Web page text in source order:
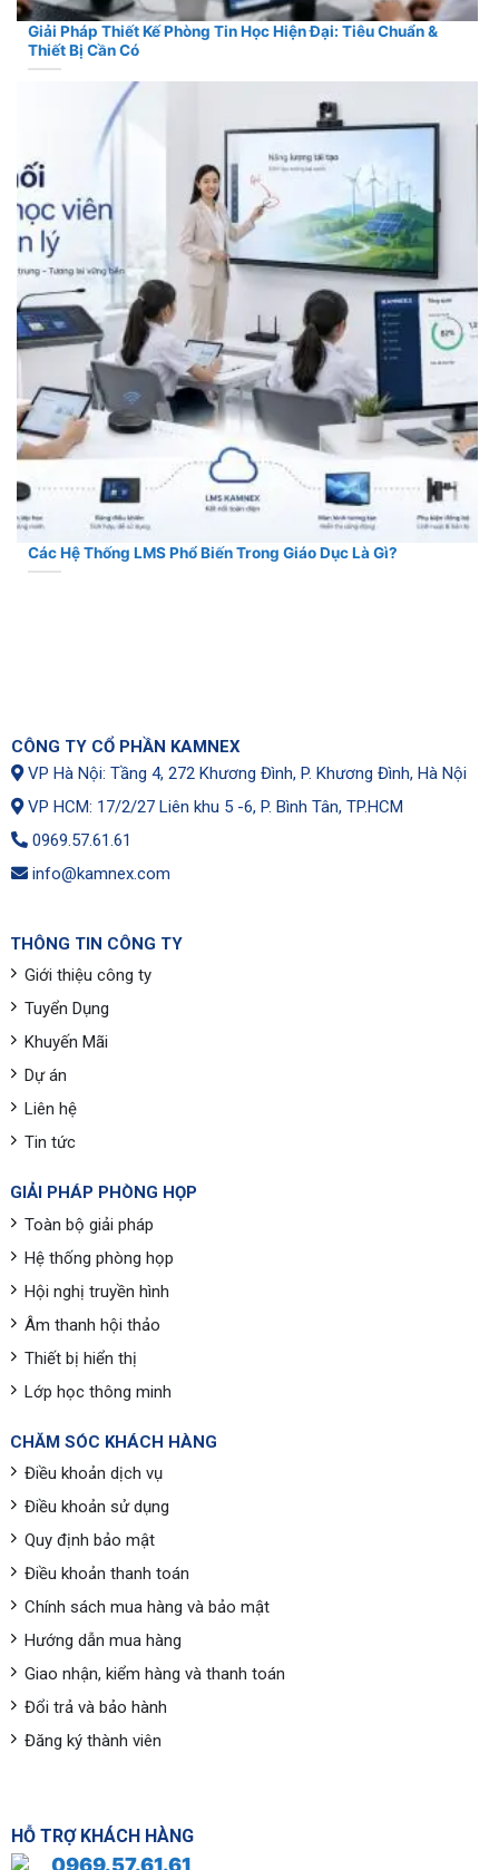
Giải Pháp Thiết Kế Phòng Tin Học Hiện Đại: Tiêu Chuẩn &
Thiết Bị Cần Có
Các Hệ Thống LMS Phổ Biến Trong Giáo Dục Là Gì?
CÔNG TY CỔ PHẦN KAMNEX
VP Hà Nội: Tầng 4, 272 Khương Đình, P. Khương Đình, Hà Nội
VP HCM: 17/2/27 Liên khu 5 -6, P. Bình Tân, TP.HCM
0969.57.61.61
info@kamnex.com
THÔNG TIN CÔNG TY
Giới thiệu công ty
Tuyển Dụng
Khuyến Mãi
Dự án
Liên hệ
Tin tức
GIẢI PHÁP PHÒNG HỌP
Toàn bộ giải pháp
Hệ thống phòng họp
Hội nghị truyền hình
Âm thanh hội thảo
Thiết bị hiển thị
Lớp học thông minh
CHĂM SÓC KHÁCH HÀNG
Điều khoản dịch vụ
Điều khoản sử dụng
Quy định bảo mật
Điều khoản thanh toán
Chính sách mua hàng và bảo mật
Hướng dẫn mua hàng
Giao nhận, kiểm hàng và thanh toán
Đổi trả và bảo hành
Đăng ký thành viên
HỖ TRỢ KHÁCH HÀNG
0969.57.61.61